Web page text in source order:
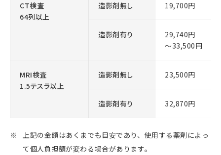
CT検査
64列以上
造影剤無し 19,700円
造影剤有り
29,740円
～33,500円
MRI検査
1.5テスラ以上
造影剤無し 23,500円
造影剤有り 32,870円
上記の金額はあくまでも目安であり、使用する薬剤によっ
て個人負担額が変わる場合があります。